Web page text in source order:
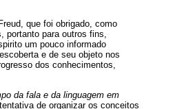
que foi obrigado, como
portanto para outros fins,
um pouco informado
e de seu objeto nos
dos conhecimentos,
da fala e da linguagem em
de organizar os conceitos